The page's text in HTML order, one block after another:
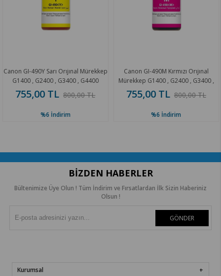
GI-490Y Sarı Orıjınal Mürekkep
, G2400 , G3400 , G4400
755,00 TL 800,00 TL
İndirim
Canon GI-490M Kırmızı Orıjınal
Mürekkep G1400 , G2400 , G3400 ,
G4400
755,00 TL 800,00 TL
İndirim
BIZDEN HABERLER
Bültenimize Üye Olun ! Tüm İndirim ve Fırsatlardan İlk Sizin Haberiniz
Olsun !
GÖNDER
Kurumsal